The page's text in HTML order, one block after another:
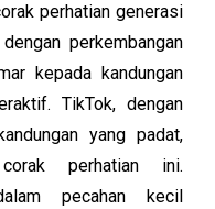
perhatian generasi
perkembangan
kepada kandungan
TikTok, dengan
yang padat,
perhatian ini.
pecahan kecil